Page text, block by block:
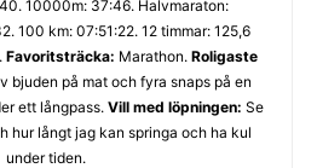
10000m: 37:46. Halvmaraton:
100 km: 07:51:22. 12 timmar: 125,6
Favoritsträcka: Marathon. Roligaste
bjuden på mat och fyra snaps på en
ett långpass. Vill med löpningen: Se
hur långt jag kan springa och ha kul
under tiden.